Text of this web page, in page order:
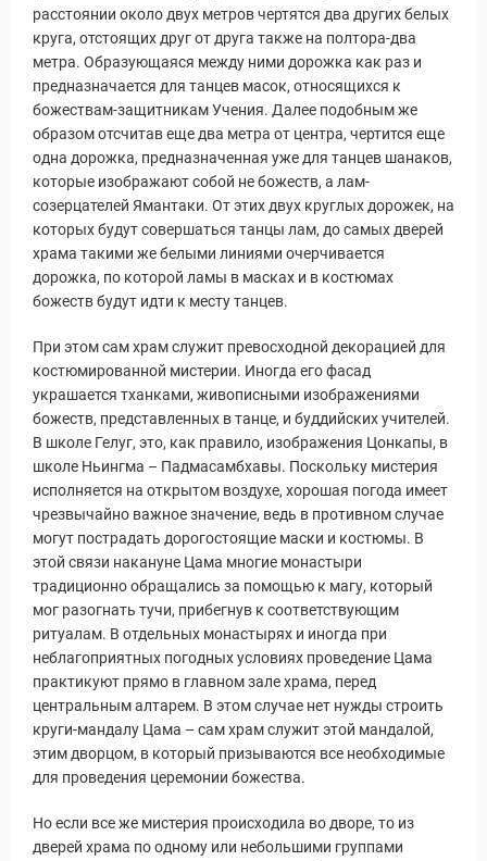
расстоянии около двух метров чертятся два других белых
круга, отстоящих друг от друга также на полтора-два
метра. Образующаяся между ними дорожка как раз и
предназначается для танцев масок, относящихся к
божествам-защитникам Учения. Далее подобным же
образом отсчитав еще два метра от центра, чертится еще
одна дорожка, предназначенная уже для танцев шанаков,
которые изображают собой не божеств, а лам-
созерцателей Ямантаки. От этих двух круглых дорожек, на
которых будут совершаться танцы лам, до самых дверей
храма такими же белыми линиями очерчивается
дорожка, по которой ламы в масках и в костюмах
божеств будут идти к месту танцев.
При этом сам храм служит превосходной декорацией для
костюмированной мистерии. Иногда его фасад
украшается тханками, живописными изображениями
божеств, представленных в танце, и буддийских учителей.
В школе Гелуг, это, как правило, изображения Цонкапы, в
школе Ньингма – Падмасамбхавы. Поскольку мистерия
исполняется на открытом воздухе, хорошая погода имеет
чрезвычайно важное значение, ведь в противном случае
могут пострадать дорогостоящие маски и костюмы. В
этой связи накануне Цама многие монастыри
традиционно обращались за помощью к магу, который
мог разогнать тучи, прибегнув к соответствующим
ритуалам. В отдельных монастырях и иногда при
неблагоприятных погодных условиях проведение Цама
практикуют прямо в главном зале храма, перед
центральным алтарем. В этом случае нет нужды строить
круги-мандалу Цама – сам храм служит этой мандалой,
этим дворцом, в который призываются все необходимые
для проведения церемонии божества.
Но если все же мистерия происходила во дворе, то из
дверей храма по одному или небольшими группами